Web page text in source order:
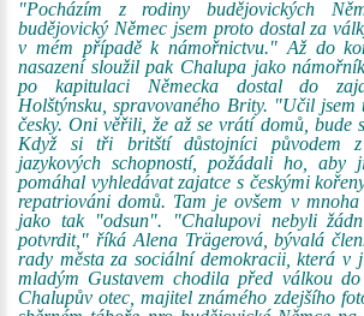
"Pocházím z rodiny budějovických
budějovický Němec jsem proto dostal za
v mém případě k námořnictvu." Až do
nasazení sloužil pak Chalupa jako
po kapitulaci Německa dostal do
Holštýnsku, spravovaného Brity. "Učil jsem
česky. Oni věřili, že až se vrátí domů, bude
Když si tři britští důstojníci původem
jazykových schopností, požádali ho, aby
pomáhal vyhledávat zajatce s českými
repatriováni domů. Tam je ovšem v
jako tak "odsun". "Chalupovi nebyli
potvrdit," říká Alena Trägerová, bývalá
rady města za sociální demokracii, která v
mladým Gustavem chodila před válkou
Chalupův otec, majitel známého zdejšího